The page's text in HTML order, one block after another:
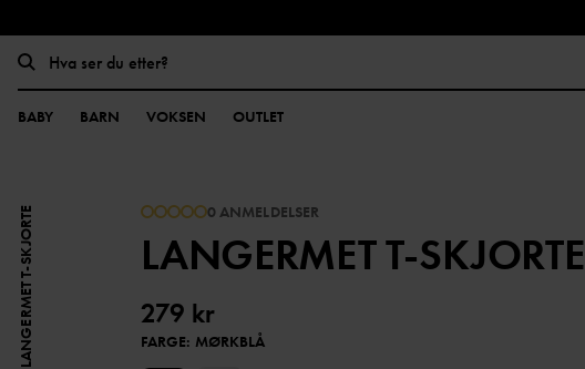
BABY BARN VOKSEN OUTLET
LANGERMET T-SKJORTE 0 ANMELDELSER
LANGERMET T-SKJORTE
279 kr
FARGE: MØRKBLÅ